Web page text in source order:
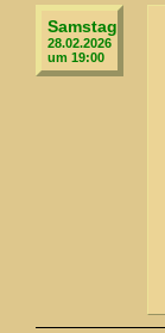
Samstag
28.02.2026
um 19:00